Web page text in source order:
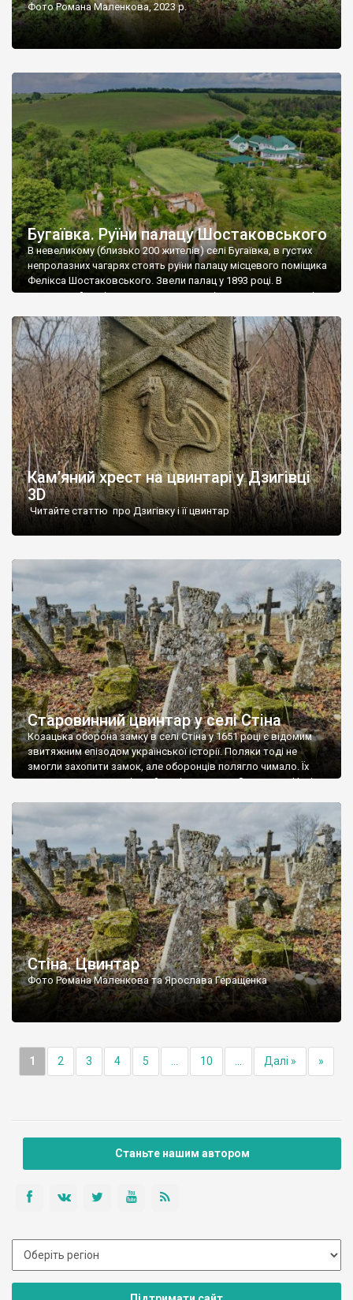
Фото Романа Маленкова, 2023 р.
Бугаївка. Руїни палацу Шостаковського
В невеликому (близько 200 жителів) селі Бугаївка, в густих
непролазних чагарях стоять руїни палацу місцевого поміщика
Фелікса Шостаковського. Звели палац у 1893 році. В
радянський період у ньому спочатку містилася школа, потім
століття тут розмістили туберкульозну лікарню. Коли із
палацу виїхала лікарня – ми точно не […]
Кам’яний хрест на цвинтарі у Дзигівці
3D
Читайте статтю про Дзигівку і її цвинтар
Старовинний цвинтар у селі Стіна
Козацька оборона замку в селі Стіна у 1651 році є відомим
звитяжним епізодом української історії. Поляки тоді не
змогли захопити замок, але оборонців полягло чимало. Їх
поховали на цвинтарі, який тоді називався Замковим. Нині на
ньому чимало хрестів 19 століття, є такі, де епітафії стер […]
Стіна. Цвинтар
Фото Романа Маленкова та Ярослава Геращенка
1 2 3 4 5 10 Далі » »
Станьте нашим автором